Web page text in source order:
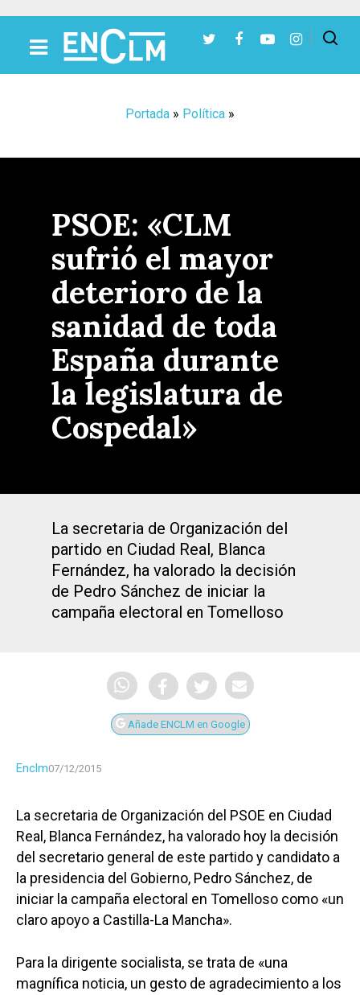
Portada » Política »
PSOE: «CLM
sufrió el mayor
deterioro de la
sanidad de toda
España durante
la legislatura de
Cospedal»
La secretaria de Organización del
partido en Ciudad Real, Blanca
Fernández, ha valorado la decisión
de Pedro Sánchez de iniciar la
campaña electoral en Tomelloso
Añade ENCLM en Google
Enclm07/12/2015
La secretaria de Organización del PSOE en Ciudad
Real, Blanca Fernández, ha valorado hoy la decisión
del secretario general de este partido y candidato a
la presidencia del Gobierno, Pedro Sánchez, de
iniciar la campaña electoral en Tomelloso como «un
claro apoyo a Castilla-La Mancha».
Para la dirigente socialista, se trata de «una
magnífica noticia, un gesto de agradecimiento a los